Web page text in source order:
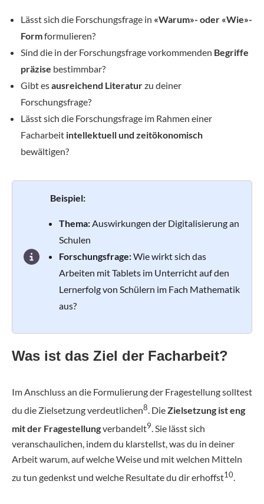
Lässt sich die Forschungsfrage in «Warum»- oder «Wie»-
Formformulieren?
Sind die in der Forschungsfrage vorkommenden Begriffe
präzise bestimmbar?
Gibt esausreichend Literaturzu deiner
Forschungsfrage?
Lässt sich die Forschungsfrage im Rahmen einer
Facharbeit intellektuell und zeitökonomisch
bewältigen?
Beispiel:
Thema:Auswirkungen der Digitalisierung an
Schulen
Forschungsfrage:Wie wirkt sich das
Arbeiten mit Tablets im Unterricht auf den
Lernerfolg von Schülern im Fach Mathematik
aus?
Was ist das Ziel der Facharbeit?
Im Anschluss an die Formulierung der Fragestellung solltest
du die Zielsetzung verdeutlichen8. DieZielsetzung ist eng
mit der Fragestellungverbandelt9. Sie lässt sich
veranschaulichen, indem du klarstellst, was du in deiner
Arbeit warum, auf welche Weise und mit welchen Mitteln
zu tun gedenkst und welche Resultate du dir erhoffst10.